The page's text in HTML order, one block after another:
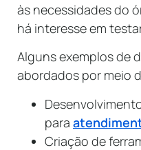
às necessidades do
há interesse em
Alguns exemplos de
abordados por meio
para
Criação de